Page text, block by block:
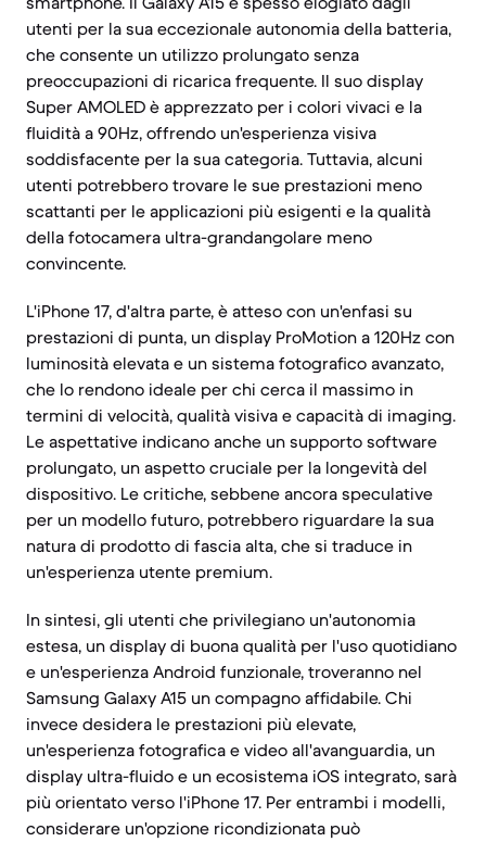
utenti per la sua eccezionale autonomia della batteria,
che consente un utilizzo prolungato senza
preoccupazioni di ricarica frequente. Il suo display
Super AMOLED è apprezzato per i colori vivaci e la
fluidità a 90Hz, offrendo un'esperienza visiva
soddisfacente per la sua categoria. Tuttavia, alcuni
utenti potrebbero trovare le sue prestazioni meno
scattanti per le applicazioni più esigenti e la qualità
della fotocamera ultra-grandangolare meno
convincente.
L'iPhone 17, d'altra parte, è atteso con un'enfasi su
prestazioni di punta, un display ProMotion a 120Hz con
luminosità elevata e un sistema fotografico avanzato,
che lo rendono ideale per chi cerca il massimo in
termini di velocità, qualità visiva e capacità di imaging.
Le aspettative indicano anche un supporto software
prolungato, un aspetto cruciale per la longevità del
dispositivo. Le critiche, sebbene ancora speculative
per un modello futuro, potrebbero riguardare la sua
natura di prodotto di fascia alta, che si traduce in
un'esperienza utente premium.
In sintesi, gli utenti che privilegiano un'autonomia
estesa, un display di buona qualità per l'uso quotidiano
e un'esperienza Android funzionale, troveranno nel
Samsung Galaxy A15 un compagno affidabile. Chi
invece desidera le prestazioni più elevate,
un'esperienza fotografica e video all'avanguardia, un
display ultra-fluido e un ecosistema iOS integrato, sarà
più orientato verso l'iPhone 17. Per entrambi i modelli,
considerare un'opzione ricondizionata può